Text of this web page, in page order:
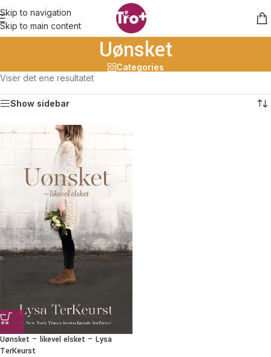
Skip to navigation
Skip to main content
Uønsket
Categories
Viser det ene resultatet
Show sidebar
Uønsket – likevel elsket – Lysa
TerKeurst